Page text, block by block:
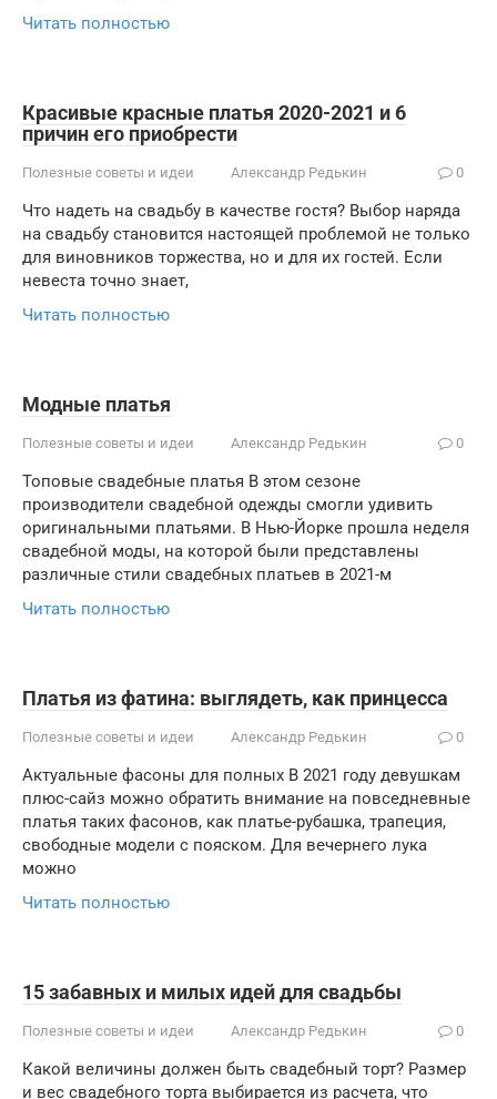
Читать полностью
Красивые красные платья 2020-2021 и 6
причин его приобрести
Полезные советы и идеи Александр Редькин 0
Что надеть на свадьбу в качестве гостя? Выбор наряда
на свадьбу становится настоящей проблемой не только
для виновников торжества, но и для их гостей. Если
невеста точно знает,
Читать полностью
Модные платья
Полезные советы и идеи Александр Редькин 0
Топовые свадебные платья В этом сезоне
производители свадебной одежды смогли удивить
оригинальными платьями. В Нью-Йорке прошла неделя
свадебной моды, на которой были представлены
различные стили свадебных платьев в 2021-м
Читать полностью
Платья из фатина: выглядеть, как принцесса
Полезные советы и идеи Александр Редькин 0
Актуальные фасоны для полных В 2021 году девушкам
плюс-сайз можно обратить внимание на повседневные
платья таких фасонов, как платье-рубашка, трапеция,
свободные модели с пояском. Для вечернего лука
можно
Читать полностью
15 забавных и милых идей для свадьбы
Полезные советы и идеи Александр Редькин 0
Какой величины должен быть свадебный торт? Размер
и вес свадебного торта выбирается из расчета, что